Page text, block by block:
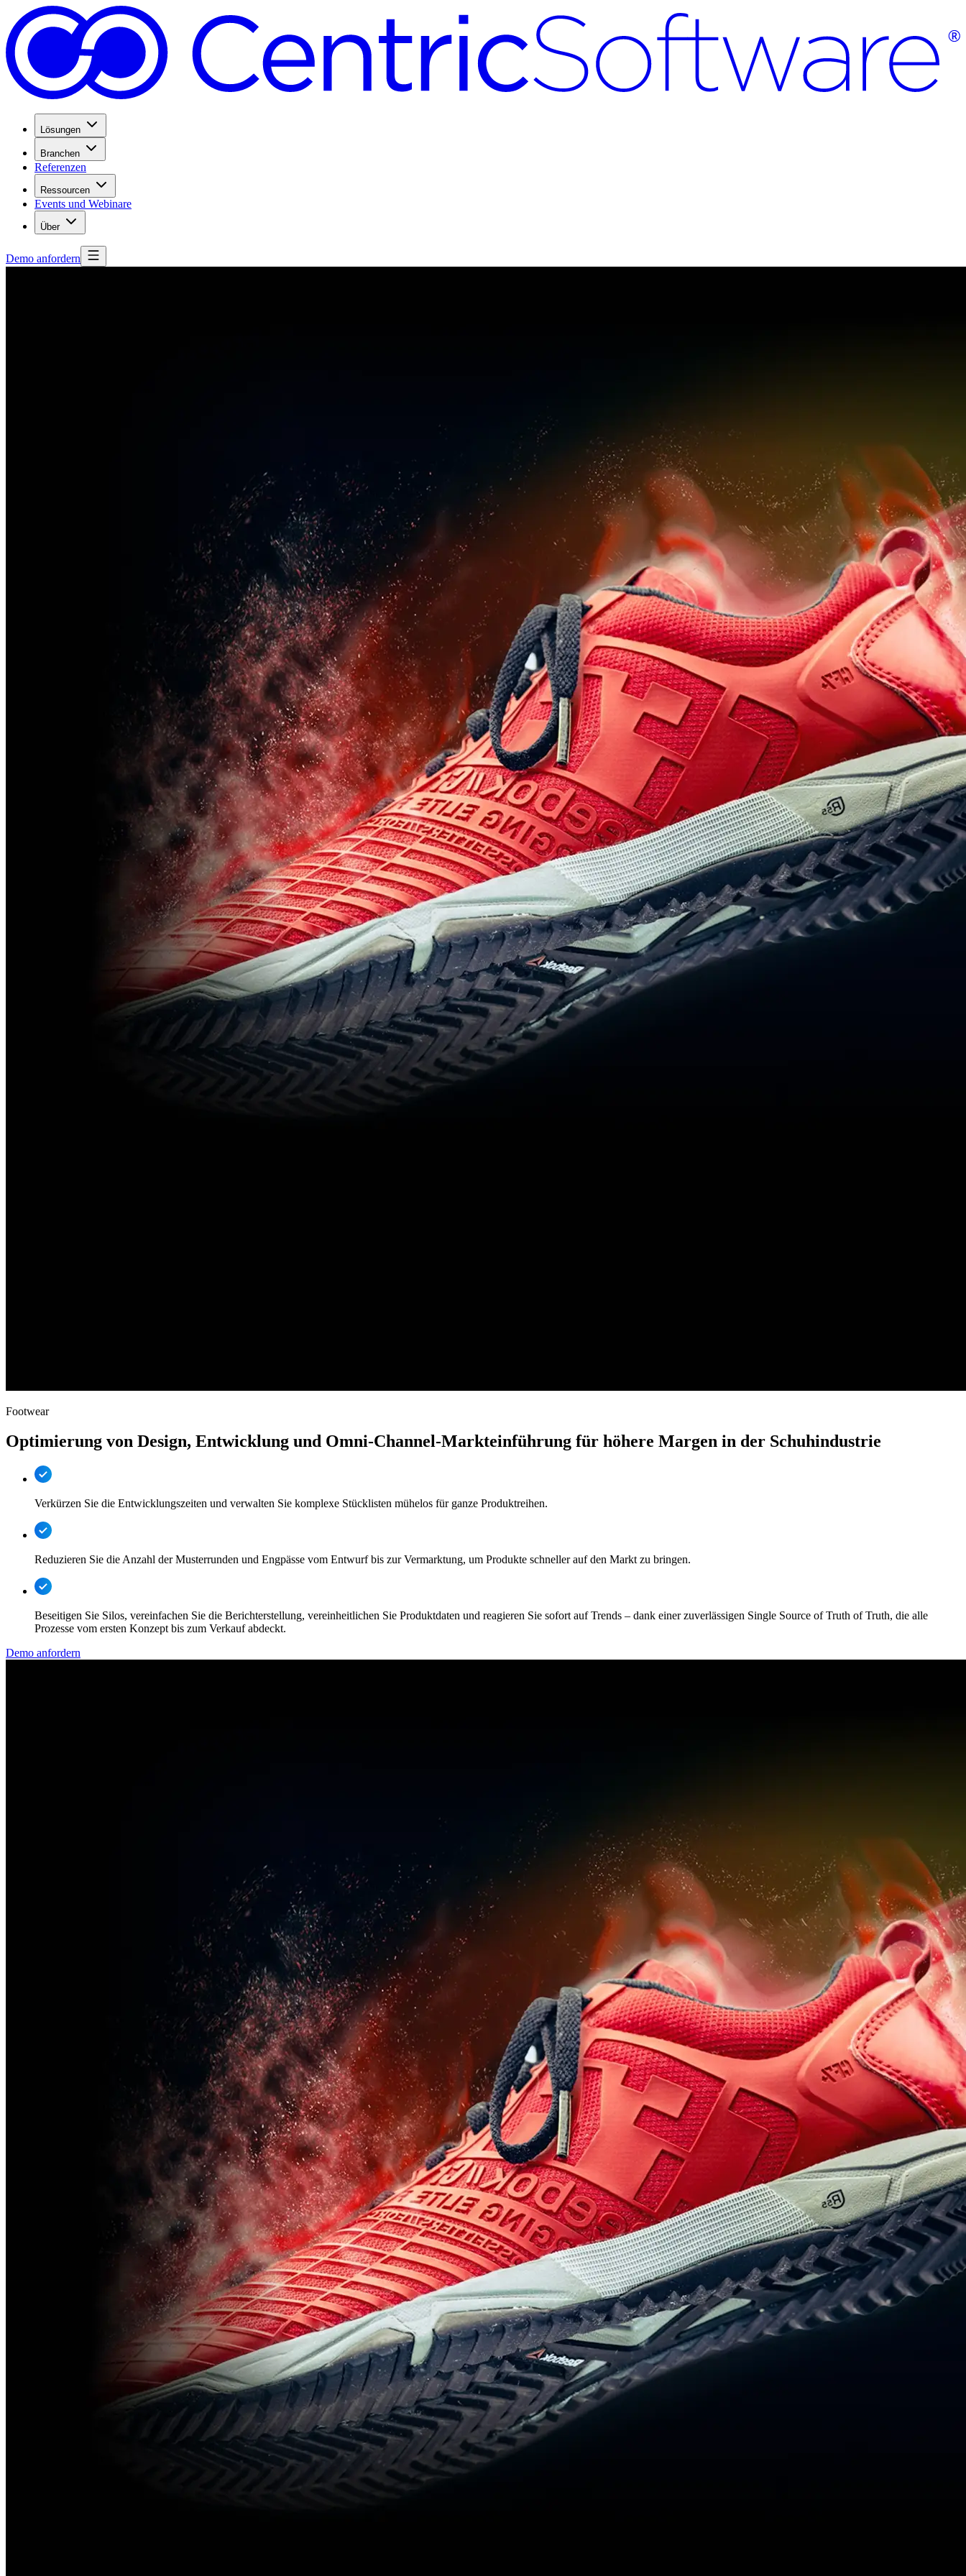
Lösungen
Branchen
Referenzen
Ressourcen
Events und Webinare
Über
Demo anfordern
Footwear
Optimierung von Design, Entwicklung und Omni-Channel-Markteinführung für höhere Margen in der Schuhindustrie
Verkürzen Sie die Entwicklungszeiten und verwalten Sie komplexe Stücklisten mühelos für ganze Produktreihen.
Reduzieren Sie die Anzahl der Musterrunden und Engpässe vom Entwurf bis zur Vermarktung, um Produkte schneller auf den Markt zu bringen.
Beseitigen Sie Silos, vereinfachen Sie die Berichterstellung, vereinheitlichen Sie Produktdaten und reagieren Sie sofort auf Trends – dank einer zuverlässigen Single Source of Truth of Truth, die alle
Prozesse vom ersten Konzept bis zum Verkauf abdeckt.
Demo anfordern